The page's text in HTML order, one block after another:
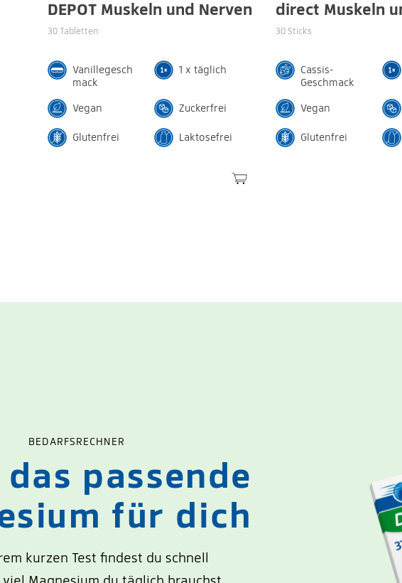
DEPOT Muskeln und Nerven
30 Tabletten
Vanillegesch
mack
1 x täglich
Vegan Zuckerfrei
Glutenfrei Laktosefrei
direct Muskeln
30 Sticks
Cassis-
Geschmack
Vegan
Glutenfrei
BEDARFSRECHNER
das passende
für dich
kurzen Test findest du schnell
viel Magnesium du täglich brauchst.